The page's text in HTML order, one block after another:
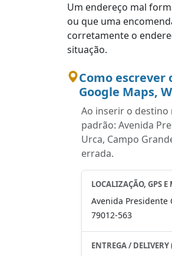
Um endereço mal
ou que uma
corretamente o
situação.
Como escrever
Google Maps,
Ao inserir o destino
padrão: Avenida
Urca, Campo
errada.
LOCALIZAÇÃO, GPS
Avenida Presidente
79012-563
ENTREGA /